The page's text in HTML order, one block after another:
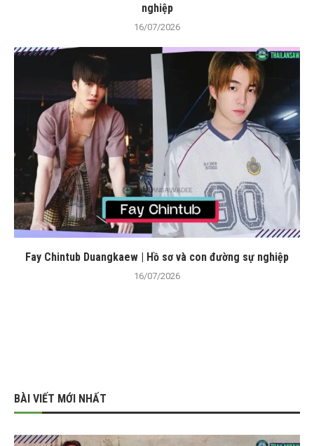
nghiệp
16/07/2026
Fay Chintub Duangkaew | Hồ sơ và con đường sự nghiệp
16/07/2026
BÀI VIẾT MỚI NHẤT